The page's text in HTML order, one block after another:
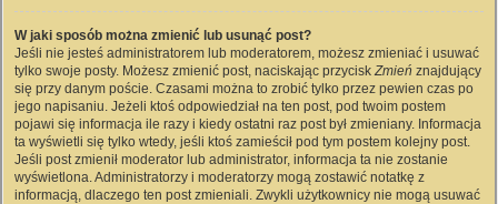
W jaki sposób można zmienić lub usunąć post?
Jeśli nie jesteś administratorem lub moderatorem, możesz zmieniać i usuwać
tylko swoje posty. Możesz zmienić post, naciskając przyciskZmień znajdujący
się przy danym poście. Czasami można to zrobić tylko przez pewien czas po
jego napisaniu. Jeżeli ktoś odpowiedział na ten post, pod twoim postem
pojawi się informacja ile razy i kiedy ostatni raz post był zmieniany. Informacja
ta wyświetli się tylko wtedy, jeśli ktoś zamieścił pod tym postem kolejny post.
Jeśli post zmienił moderator lub administrator, informacja ta nie zostanie
wyświetlona. Administratorzy i moderatorzy mogą zostawić notatkę z
informacją, dlaczego ten post zmieniali. Zwykli użytkownicy nie mogą usuwać